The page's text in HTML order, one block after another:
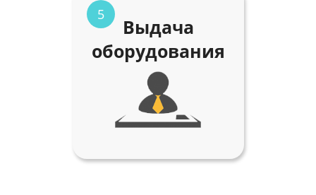
5
Выдача
оборудования